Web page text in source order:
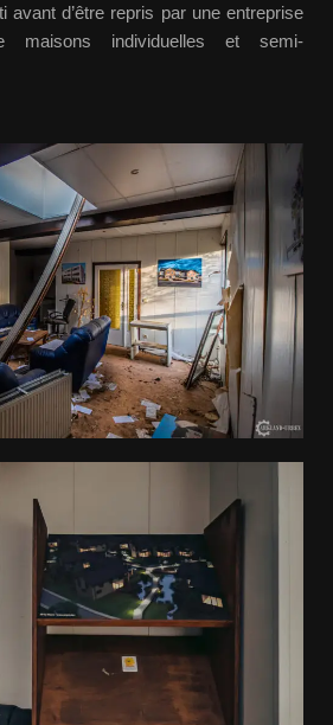
avant d’être repris par une entreprise
maisons individuelles et semi-